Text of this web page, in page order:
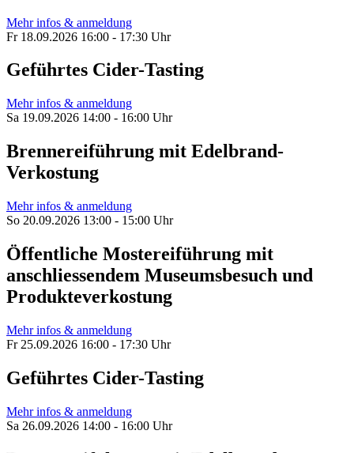
Mehr infos & anmeldung
Fr 18.09.2026 16:00 - 17:30 Uhr
Geführtes Cider-Tasting
Mehr infos & anmeldung
Sa 19.09.2026 14:00 - 16:00 Uhr
Brennereiführung mit Edelbrand-
Verkostung
Mehr infos & anmeldung
So 20.09.2026 13:00 - 15:00 Uhr
Öffentliche Mostereiführung mit
anschliessendem Museumsbesuch und
Produkteverkostung
Mehr infos & anmeldung
Fr 25.09.2026 16:00 - 17:30 Uhr
Geführtes Cider-Tasting
Mehr infos & anmeldung
Sa 26.09.2026 14:00 - 16:00 Uhr